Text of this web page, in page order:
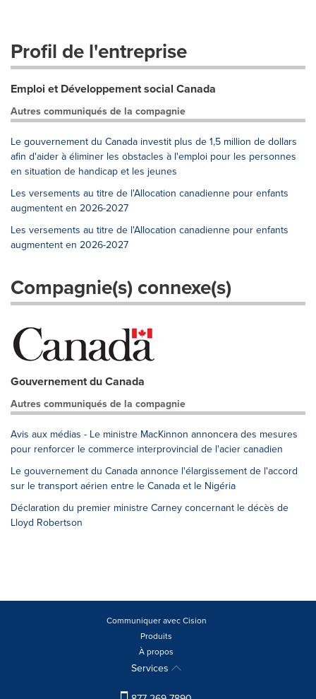
Profil de l'entreprise
Emploi et Développement social Canada
Autres communiqués de la compagnie
Le gouvernement du Canada investit plus de 1,5 million de dollars
afin d'aider à éliminer les obstacles à l'emploi pour les personnes
en situation de handicap et les jeunes
Les versements au titre de l'Allocation canadienne pour enfants
augmentent en 2026-2027
Les versements au titre de l'Allocation canadienne pour enfants
augmentent en 2026-2027
Compagnie(s) connexe(s)
Gouvernement du Canada
Autres communiqués de la compagnie
Avis aux médias - Le ministre MacKinnon annoncera des mesures
pour renforcer le commerce interprovincial de l'acier canadien
Le gouvernement du Canada annonce l'élargissement de l'accord
sur le transport aérien entre le Canada et le Nigéria
Déclaration du premier ministre Carney concernant le décès de
Lloyd Robertson
Communiquer avec Cision
Produits
À propos
Services